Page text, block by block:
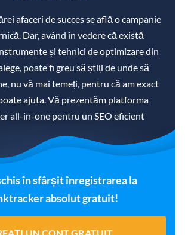
afaceri de succes se află o campanie
Dar, având în vedere că există
și tehnici de optimizare din
poate fi greu să știți de unde să
nu vă mai temeți, pentru că am exact
ajuta. Vă prezentăm platforma
all-in-one pentru un SEO eficient
în sfârșit înregistrarea la
absolut gratuit!